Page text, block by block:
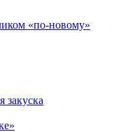
«по-новому»
закуска